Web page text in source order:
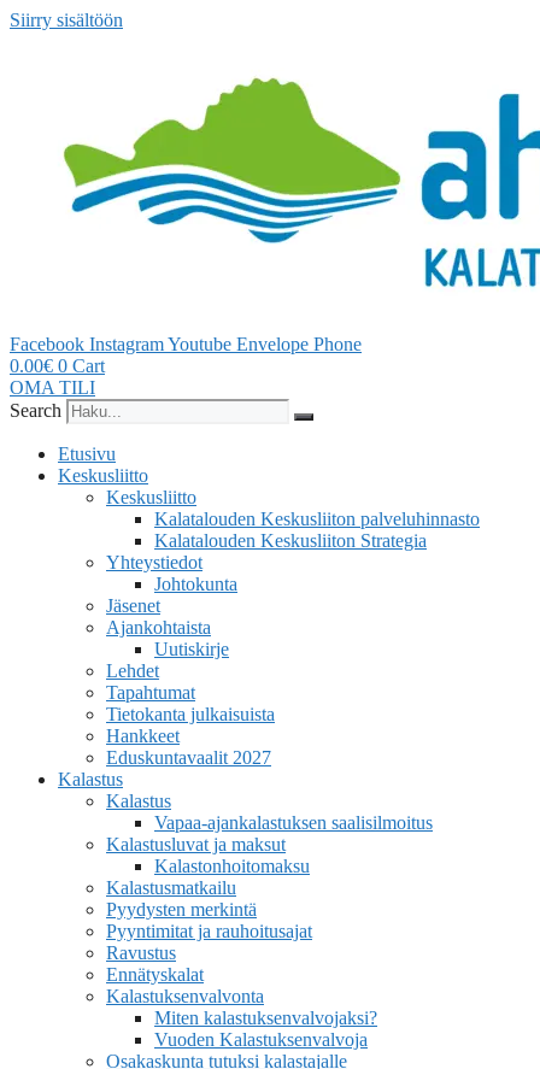
Siirry sisältöön
Facebook InstagramYoutube Envelope Phone
0.00€ 0 Cart
OMA TILI
Search
Etusivu
Keskusliitto
Keskusliitto
Kalatalouden Keskusliiton palveluhinnasto
Kalatalouden Keskusliiton Strategia
Yhteystiedot
Johtokunta
Jäsenet
Ajankohtaista
Uutiskirje
Lehdet
Tapahtumat
Tietokanta julkaisuista
Hankkeet
Eduskuntavaalit 2027
Kalastus
Kalastus
Vapaa-ajankalastuksen saalisilmoitus
Kalastusluvat ja maksut
Kalastonhoitomaksu
Kalastusmatkailu
Pyydysten merkintä
Pyyntimitat ja rauhoitusajat
Ravustus
Ennätyskalat
Kalastuksenvalvonta
Miten kalastuksenvalvojaksi?
Vuoden Kalastuksenvalvoja
Osakaskunta tutuksi kalastajalle